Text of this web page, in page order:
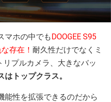
マホの中でもDOOGEE S95
存在！耐久性だけでなくミ
リプルカメラ、大きなバッ
はトップクラス。
能性を拡張できるのだから